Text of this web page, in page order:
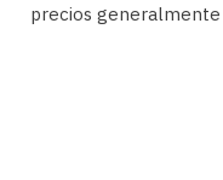
precios generalmente